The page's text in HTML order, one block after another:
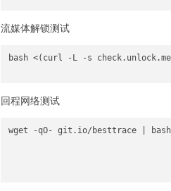
流媒体解锁测试
bash <(curl -L -s
回程网络测试
wget -qO- git.io/besttrace | bash